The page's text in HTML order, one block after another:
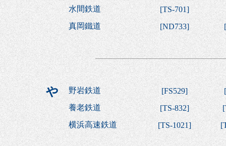
水間鉄道
[TS-701]
真岡鐵道
[ND733] [
や 野岩鉄道 [FS529]
[
養老鉄道
[TS-832] [
横浜高速鉄道
[TS-1021] [